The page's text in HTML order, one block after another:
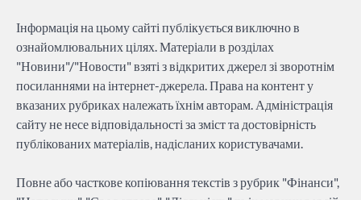
Інформація на цьому сайті публікується виключно в
ознайомлювальних цілях. Матеріали в розділах
"Новини"/"Новости" взяті з відкритих джерел зі зворотнім
посиланнями на інтернет-джерела. Права на контент у
вказаних рубриках належать їхнім авторам. Адміністрація
сайту не несе відповідальності за зміст та достовірність
публікованих матеріалів, надісланих користувачами.
Повне або часткове копіювання текстів з рубрик "Фінанси",